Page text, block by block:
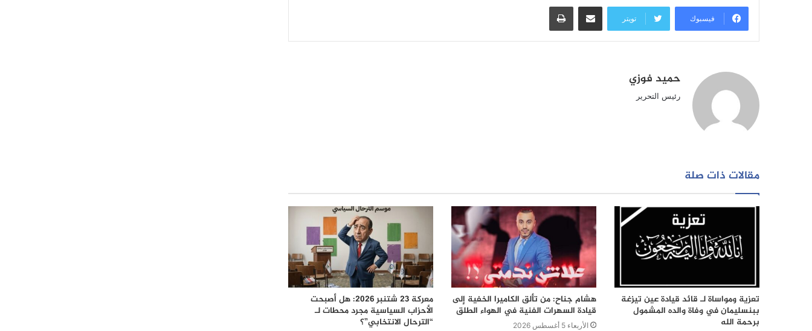
فيسبوك تويتر
مشاركة عبر البريد طباعة
حميد فوزي
رئيس التحرير
مقالات ذات صلة
تعزية ومواساة لـ قائد قيادة عين تيزغة
ببنسليمان في وفاة والده المشمول
برحمة الله
هشام جناح: من تألق الكاميرا الخفية إلى
قيادة السهرات الفنية في الهواء الطلق
الأربعاء 5 أغسطس 2026
معركة 23 شتنبر 2026: هل أصبحت
الأحزاب السياسية مجرد محطات لـ
“الترحال الانتخابي”؟